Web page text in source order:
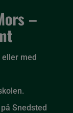
–
eller med
Snedsted